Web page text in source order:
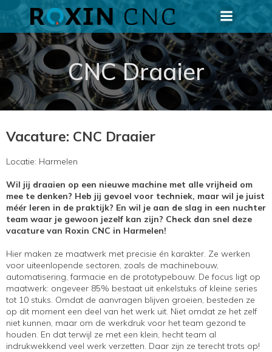
CNC Draaier
Vacature: CNC Draaier
Locatie: Harmelen
Wil jij draaien op een nieuwe machine met alle vrijheid om
mee te denken? Heb jij gevoel voor techniek, maar wil je juist
méér leren in de praktijk? En wil je aan de slag in een nuchter
team waar je gewoon jezelf kan zijn? Check dan snel deze
vacature van Roxin CNC in Harmelen!
Hier maken ze maatwerk met precisie én karakter. Ze werken
voor uiteenlopende sectoren, zoals de machinebouw,
automatisering, farmacie en de prototypebouw. De focus ligt op
maatwerk: ongeveer 85% bestaat uit enkelstuks of kleine series
tot 10 stuks. Omdat de aanvragen blijven groeien, besteden ze
op dit moment een deel van het werk uit. Niet omdat ze het zelf
niet kunnen, maar om de werkdruk voor het team gezond te
houden. En dat terwijl ze met een klein, hecht team al
indrukwekkend veel werk verzetten. Daar zijn ze terecht trots op!